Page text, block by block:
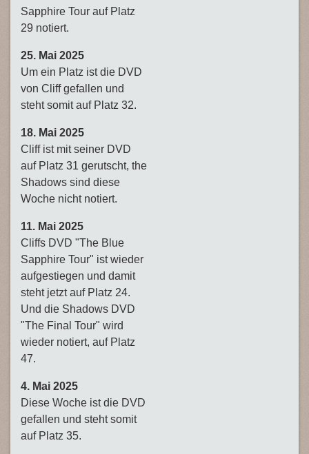
Sapphire Tour auf Platz
29 notiert.
25. Mai 2025
Um ein Platz ist die DVD
von Cliff gefallen und
steht somit auf Platz 32.
18. Mai 2025
Cliff ist mit seiner DVD
auf Platz 31 gerutscht, the
Shadows sind diese
Woche nicht notiert.
11. Mai 2025
Cliffs DVD "The Blue
Sapphire Tour" ist wieder
aufgestiegen und damit
steht jetzt auf Platz 24.
Und die Shadows DVD
"The Final Tour" wird
wieder notiert, auf Platz
47.
4. Mai 2025
Diese Woche ist die DVD
gefallen und steht somit
auf Platz 35.